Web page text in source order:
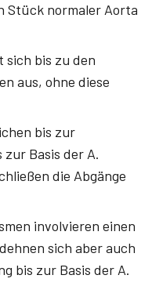
Stück normaler Aorta
sich bis zu den
aus, ohne diese
bis zur
Basis der A.
die Abgänge
involvieren einen
sich aber auch
bis zur Basis der A.